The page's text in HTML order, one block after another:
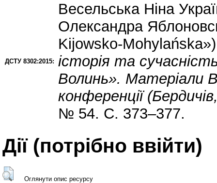
ДСТУ 8302:2015:
Весельська Ніна
Олександра
Kijowsko-
історія та
Волинь». Матеріали
конференції
№ 54. С. 373–377.
Дії ​​(потрібно ввійти)
Оглянути опис ресурсу